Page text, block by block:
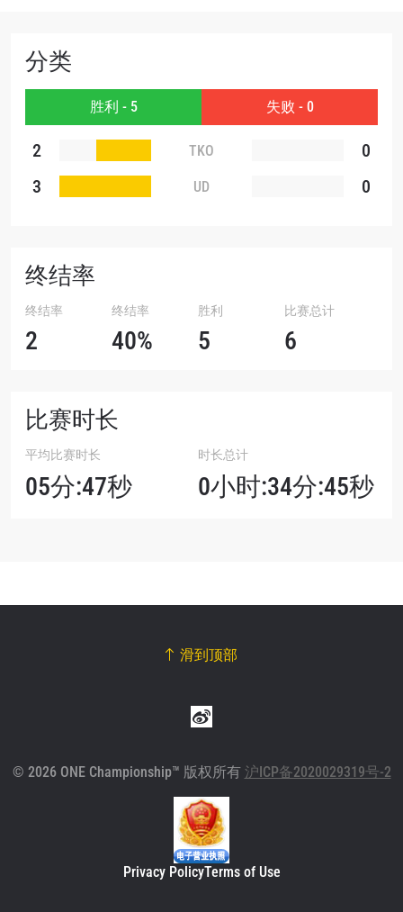
分类
胜利 - 5 失败 - 0
2 TKO
0
3
UD 0
终结率
终结率
2
终结率
40%
胜利
5
比赛总计
6
比赛时长
平均比赛时长
05分:47秒
时长总计
0小时:34分:45秒
滑到顶部
© 2026 ONE Championship™ 版权所有 沪ICP备2020029319号-2
Privacy PolicyTerms of Use
提交此表格签署弹出免责声明，即表示您同意我们
的隐私政策，我们将收集、使用和披露您的信息。
您可以随时取消订阅这些信息。